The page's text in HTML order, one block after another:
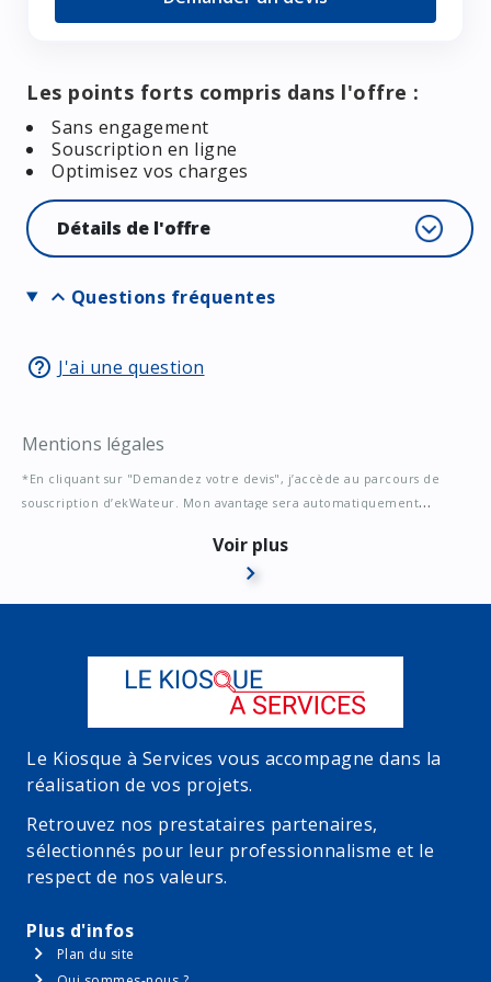
Les points forts compris dans l'offre :
Sans engagement
Souscription en ligne
Optimisez vos charges
Détails de l'offre
expand_more Questions fréquentes
help_outline J'ai une question
Mentions légales
*En cliquant sur "Demandez votre devis", j’accède au parcours de
souscription d’ekWateur. Mon avantage sera automatiquement
fournisseur seront offerts sur les premières factures (hors frais fixes
d’accès au réseau de distribution ainsi que les taxes et contributions).
Voir plus
Le Kiosque à Services vous accompagne dans la
réalisation de vos projets.
Retrouvez nos prestataires partenaires,
sélectionnés pour leur professionnalisme et le
respect de nos valeurs.
Plus d'infos
Plan du site